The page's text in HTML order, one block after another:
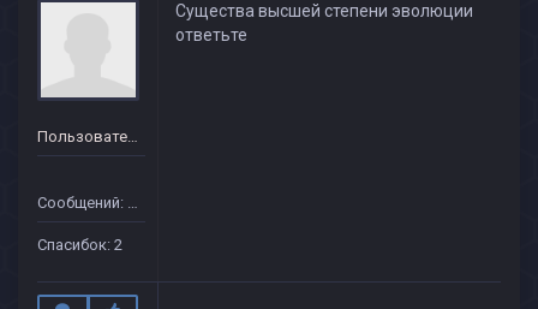
Пользователь
Сообщений: 37
Спасибок: 2
Существа высшей степени эволюции
ответьте